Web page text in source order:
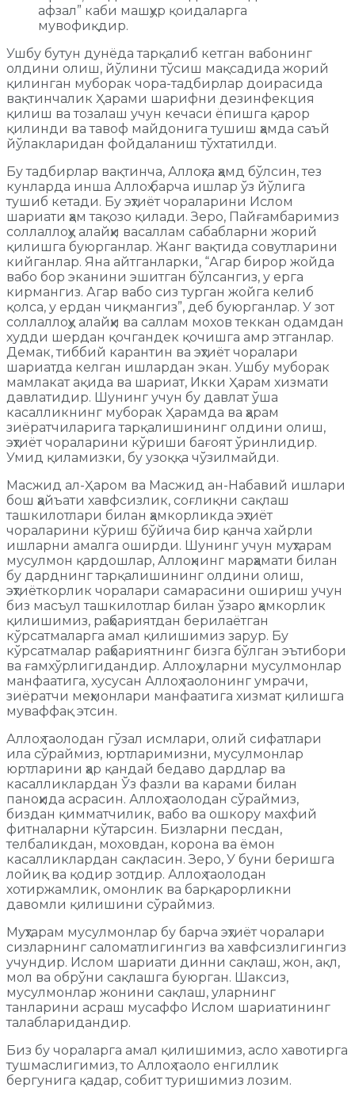
афзал” каби машҳур қоидаларга
мувофиқдир.
Ушбу бутун дунёда тарқалиб кетган вабонинг
олдини олиш, йўлини тўсиш мақсадида жорий
қилинган муборак чора-тадбирлар доирасида
вақтинчалик Ҳарами шарифни дезинфекция
қилиш ва тозалаш учун кечаси ёпишга қарор
қилинди ва тавоф майдонига тушиш ҳамда саъй
йўлакларидан фойдаланиш тўхтатилди.
Бу тадбирлар вақтинча, Аллоҳга ҳамд бўлсин, тез
кунларда инша Аллоҳ барча ишлар ўз йўлига
тушиб кетади. Бу эҳтиёт чораларини Ислом
шариати ҳам тақозо қилади. Зеро, Пайғамбаримиз
соллаллоҳу алайҳи васаллам сабабларни жорий
қилишга буюрганлар. Жанг вақтида совутларини
кийганлар. Яна айтганларки, “Агар бирор жойда
вабо бор эканини эшитган бўлсангиз, у ерга
кирмангиз. Агар вабо сиз турган жойга келиб
қолса, у ердан чиқмангиз”, деб буюрганлар. У зот
соллаллоҳу алайҳи ва саллам мохов теккан одамдан
худди шердан қочгандек қочишга амр этганлар.
Демак, тиббий карантин ва эҳтиёт чоралари
шариатда келган ишлардан экан. Ушбу муборак
мамлакат ақида ва шариат, Икки Ҳарам хизмати
давлатидир. Шунинг учун бу давлат ўша
касалликнинг муборак Ҳарамда ва ҳарам
зиёратчиларига тарқалишининг олдини олиш,
эҳтиёт чораларини кўриши бағоят ўринлидир.
Умид қиламизки, бу узоққа чўзилмайди.
Масжид ал-Ҳаром ва Масжид ан-Набавий ишлари
бош ҳайъати хавфсизлик, соғлиқни сақлаш
ташкилотлари билан ҳамкорликда эҳтиёт
чораларини кўриш бўйича бир қанча хайрли
ишларни амалга оширди. Шунинг учун муҳтарам
мусулмон қардошлар, Аллоҳнинг марҳамати билан
бу дарднинг тарқалишининг олдини олиш,
эҳтиёткорлик чоралари самарасини ошириш учун
биз масъул ташкилотлар билан ўзаро ҳамкорлик
қилишимиз, раҳбариятдан берилаётган
кўрсатмаларга амал қилишимиз зарур. Бу
кўрсатмалар раҳбариятнинг бизга бўлган эътибори
ва ғамхўрлигидандир. Аллоҳ уларни мусулмонлар
манфаатига, хусусан Аллоҳ таолонинг умрачи,
зиёратчи меҳмонлари манфаатига хизмат қилишга
муваффақ этсин.
Аллоҳ таолодан гўзал исмлари, олий сифатлари
ила сўраймиз, юртларимизни, мусулмонлар
юртларини ҳар қандай бедаво дардлар ва
касалликлардан Ўз фазли ва карами билан
паноҳида асрасин. Аллоҳ таолодан сўраймиз,
биздан қимматчилик, вабо ва ошкору махфий
фитналарни кўтарсин. Бизларни песдан,
телбаликдан, моховдан, корона ва ёмон
касалликлардан сақласин. Зеро, У буни беришга
лойиқ ва қодир зотдир. Аллоҳ таолодан
хотиржамлик, омонлик ва барқарорликни
давомли қилишини сўраймиз.
Муҳтарам мусулмонлар бу барча эҳтиёт чоралари
сизларнинг саломатлигингиз ва хавфсизлигингиз
учундир. Ислом шариати динни сақлаш, жон, ақл,
мол ва обрўни сақлашга буюрган. Шаксиз,
мусулмонлар жонини сақлаш, уларнинг
танларини асраш мусаффо Ислом шариатининг
талабларидандир.
Биз бу чораларга амал қилишимиз, асло хавотирга
тушмаслигимиз, то Аллоҳ таоло енгиллик
бергунига қадар, собит туришимиз лозим.